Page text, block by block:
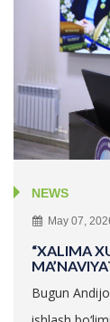
NEWS
May 07,
“XALIMA
Bugun